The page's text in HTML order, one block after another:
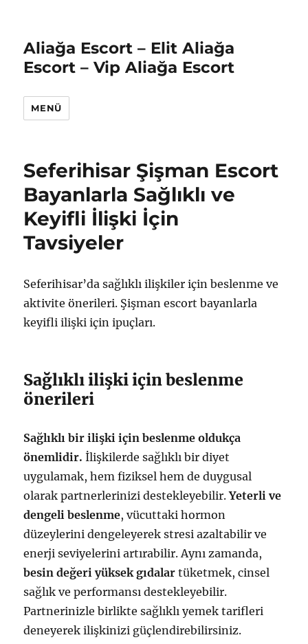
Aliağa Escort – Elit Aliağa
Escort – Vip Aliağa Escort
MENÜ
Seferihisar Şişman Escort
Bayanlarla Sağlıklı ve
Keyifli İlişki İçin
Tavsiyeler
Seferihisar’da sağlıklı ilişkiler için beslenme ve
aktivite önerileri. Şişman escort bayanlarla
keyifli ilişki için ipuçları.
Sağlıklı ilişki için beslenme
önerileri
Sağlıklı bir ilişki için beslenme oldukça
önemlidir. İlişkilerde sağlıklı bir diyet
uygulamak, hem fiziksel hem de duygusal
olarak partnerlerinizi destekleyebilir.Yeterli ve
dengeli beslenme, vücuttaki hormon
düzeylerini dengeleyerek stresi azaltabilir ve
enerji seviyelerini artırabilir. Aynı zamanda,
besin değeri yüksek gıdalar tüketmek, cinsel
sağlık ve performansı destekleyebilir.
Partnerinizle birlikte sağlıklı yemek tarifleri
deneyerek ilişkinizi güçlendirebilirsiniz.